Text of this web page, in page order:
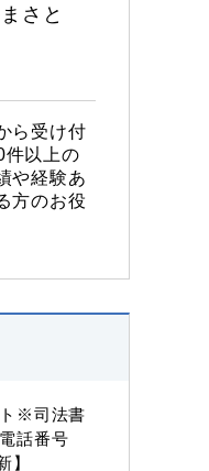
さと
ら受け付
件以上の
や経験あ
方のお役
※司法書
話番号
】